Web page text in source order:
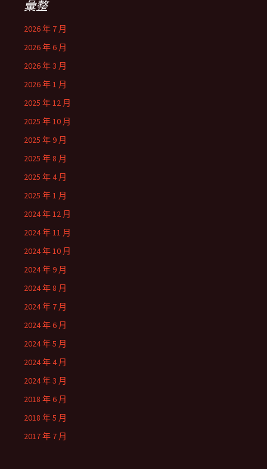
彙整
2026 年 7 月
2026 年 6 月
2026 年 3 月
2026 年 1 月
2025 年 12 月
2025 年 10 月
2025 年 9 月
2025 年 8 月
2025 年 4 月
2025 年 1 月
2024 年 12 月
2024 年 11 月
2024 年 10 月
2024 年 9 月
2024 年 8 月
2024 年 7 月
2024 年 6 月
2024 年 5 月
2024 年 4 月
2024 年 3 月
2018 年 6 月
2018 年 5 月
2017 年 7 月